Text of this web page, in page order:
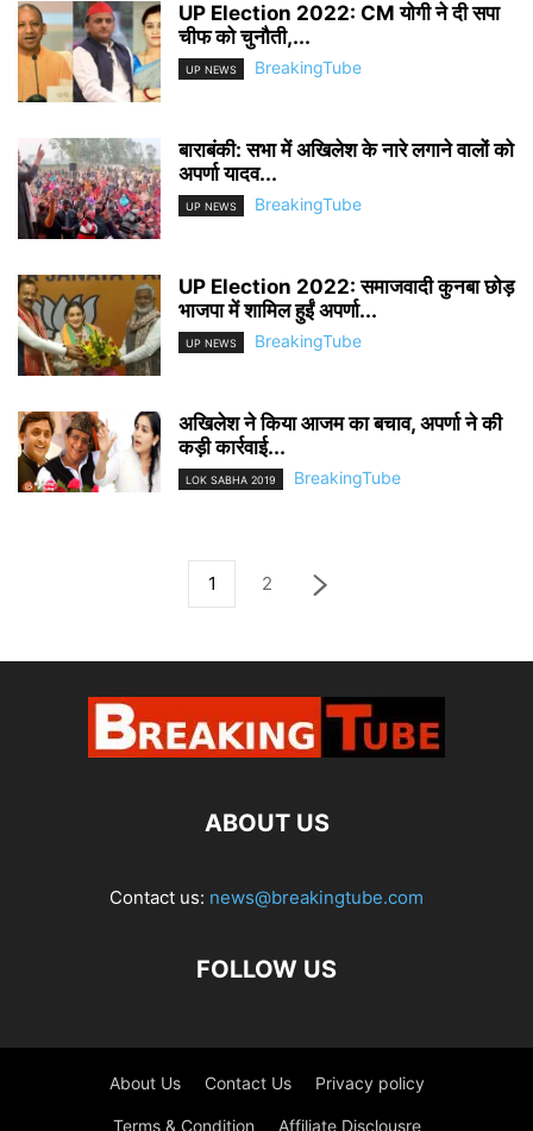
UP Election 2022: CM योगी ने दी सपा
चीफ को चुनौती,...
UP NEWS BreakingTube
बाराबंकी: सभा में अखिलेश के नारे लगाने वालों को
अपर्णा यादव...
UP NEWS BreakingTube
UP Election 2022: समाजवादी कुनबा छोड़
भाजपा में शामिल हुईं अपर्णा...
UP NEWS BreakingTube
अखिलेश ने किया आजम का बचाव, अपर्णा ने की
कड़ी कार्रवाई...
LOK SABHA 2019 BreakingTube
1 2
ABOUT US
Contact us: news@breakingtube.com
FOLLOW US
About Us Contact Us Privacy policy
Terms & Condition Affiliate Disclousre